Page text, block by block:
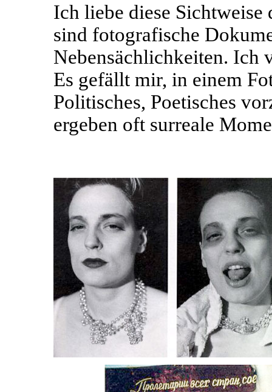
Ich liebe diese
sind fotografische
Nebensächlichkeiten. Ich
Es gefällt mir, in einem
Politisches, Poetisches
ergeben oft surreale